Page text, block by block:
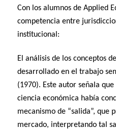
Con los alumnos de Applied
competencia entre
institucional:
El análisis de los conceptos
desarrollado en el trabajo
(1970). Este autor señala
ciencia económica había
mecanismo de “salida”, que
mercado, interpretando tal